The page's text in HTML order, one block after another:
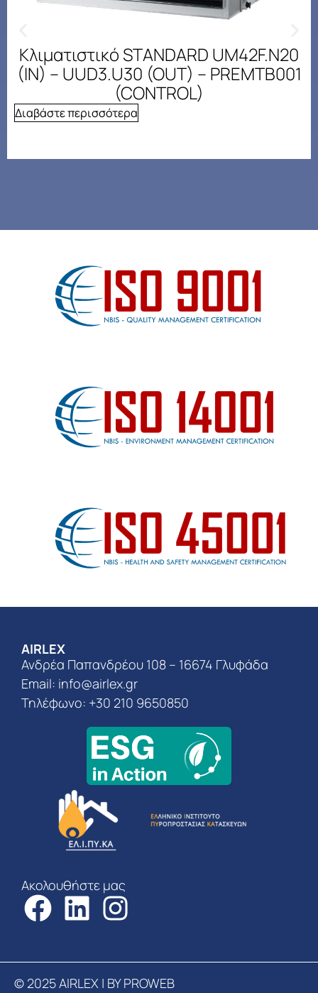
Κλιματιστικό STANDARD UM42F.N20
(IN) – UUD3.U30 (OUT) – PREMTB001
(CONTROL)
Διαβάστε περισσότερα
AIRLEX
Ανδρέα Παπανδρέου 108 – 16674 Γλυφάδα
Email: info@airlex.gr
Τηλέφωνο: +30 210 9650850
Ακολουθήστε μας
© 2025 AIRLEX | BY PROWEB